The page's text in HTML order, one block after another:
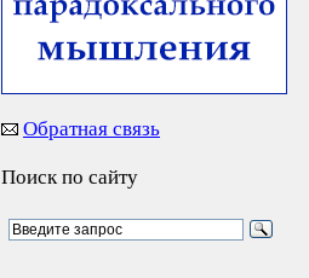
Обратная связь
Поиск по сайту